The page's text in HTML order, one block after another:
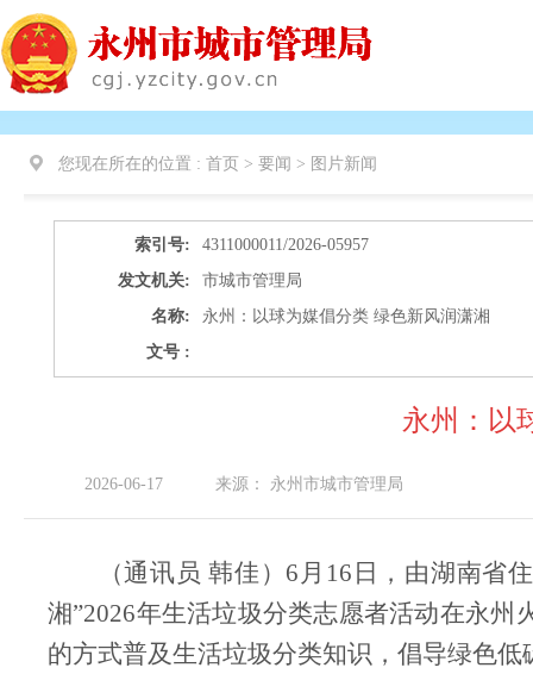
您现在所在的位置 : 首页 > 要闻 > 图片新闻
索引号:
4311000011/2026-05957
发文机关:
市城市管理局
名称:
永州：以球为媒倡分类 绿色新风润潇湘
文号 :
永州：以
2026-06-17 来源： 永州市城市管理局
（通讯员 韩佳） 6 月 16 日，由湖南省
湘”2026年生活垃圾分类志愿者活动在永州
的方式普及生活垃圾分类知识，倡导绿色低